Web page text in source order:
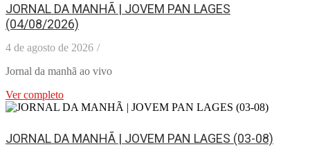
JORNAL DA MANHÃ | JOVEM PAN LAGES
(04/08/2026)
4 de agosto de 2026 /
Jornal da manhã ao vivo
Ver completo
JORNAL DA MANHÃ | JOVEM PAN LAGES (03-08)